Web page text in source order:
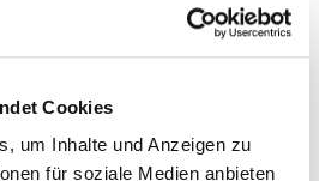
Cookies
um Inhalte und Anzeigen zu
für soziale Medien anbieten